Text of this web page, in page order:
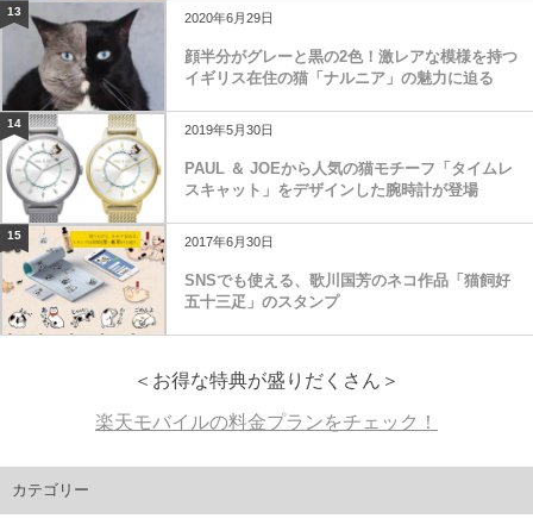
13 2020年6月29日
顔半分がグレーと黒の2色！激レアな模様を持つ
イギリス在住の猫「ナルニア」の魅力に迫る
14 2019年5月30日
PAUL ＆ JOEから人気の猫モチーフ「タイムレ
スキャット」をデザインした腕時計が登場
15 2017年6月30日
SNSでも使える、歌川国芳のネコ作品「猫飼好
五十三疋」のスタンプ
＜お得な特典が盛りだくさん＞
楽天モバイルの料金プランをチェック！
カテゴリー